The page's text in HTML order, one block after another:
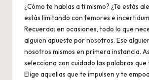
¿Cómo te hablas a ti mismo? ¿Te estás
estás limitando con temores e
Recuerda: en ocasiones, todo lo que
alguien apueste por nosotros. Ese
nosotros mismos en primera instancia.
selecciona con cuidado las palabras que
Elige aquellas que te impulsen y te